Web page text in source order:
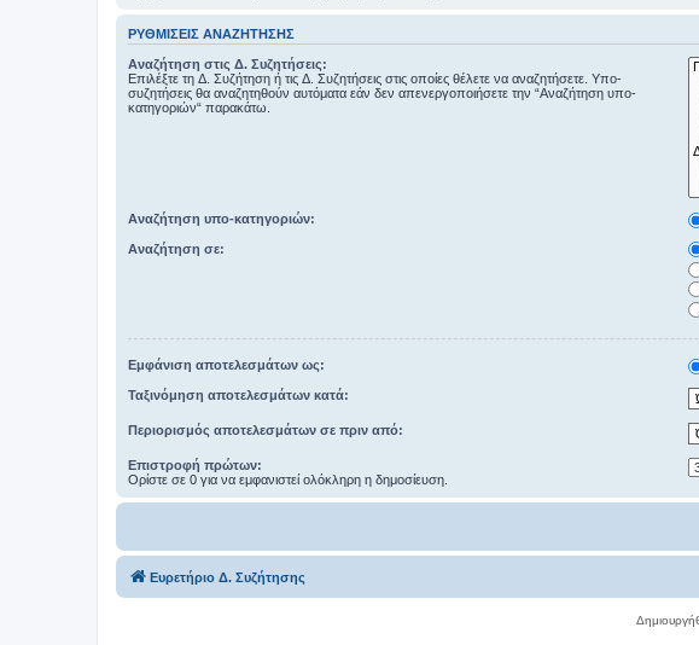
ΡΥΘΜΊΣΕΙΣ ΑΝΑΖΉΤΗΣΗΣ
Αναζήτηση στις Δ. Συζητήσεις:
Επιλέξτε τη Δ. Συζήτηση ή τις Δ. Συζητήσεις στις οποίες θέλετε να αναζητήσετε. Υπο-
συζητήσεις θα αναζητηθούν αυτόματα εάν δεν απενεργοποιήσετε την “Αναζήτηση υπο-
κατηγοριών“ παρακάτω.
Αναζήτηση υπο-κατηγοριών:
Αναζήτηση σε:
Εμφάνιση αποτελεσμάτων ως:
Ταξινόμηση αποτελεσμάτων κατά:
Περιορισμός αποτελεσμάτων σε πριν από:
Επιστροφή πρώτων:
Ορίστε σε 0 για να εμφανιστεί ολόκληρη η δημοσίευση.
Ευρετήριο Δ. Συζήτησης